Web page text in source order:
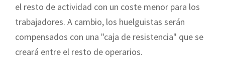
el resto de actividad con un coste menor para los
trabajadores. A cambio, los huelguistas serán
compensados con una "caja de resistencia" que se
creará entre el resto de operarios.